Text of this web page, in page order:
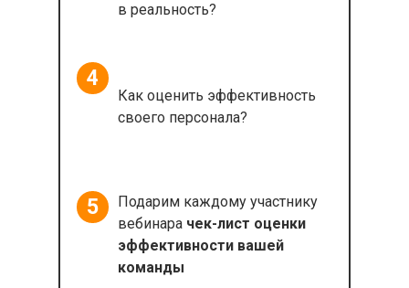
в реальность?
4
Как оценить эффективность
своего персонала?
5
Подарим каждому участнику
вебинара чек-лист оценки
эффективности вашей
команды